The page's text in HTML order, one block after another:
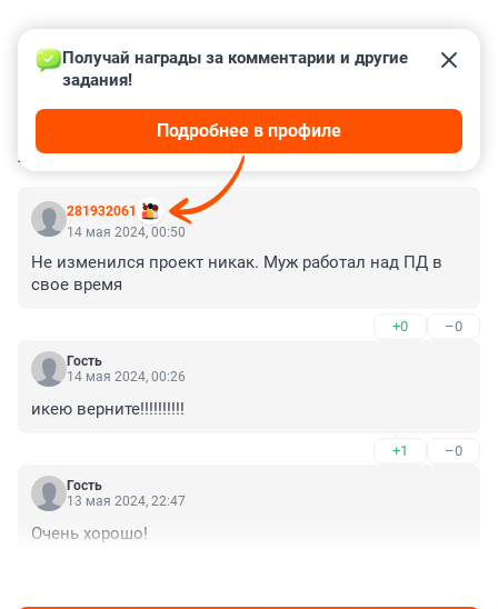
КОММЕНТАРИИ 60
281932061
Получай награды за комментарии и другие
задания!
Подробнее в профиле
14 мая 2024, 00:50
Не изменился проект никак. Муж работал над ПД в
свое время
+0 –0
Гость
14 мая 2024, 00:26
икею верните!!!!!!!!!!
+1 –0
Гость
13 мая 2024, 22:47
Очень хорошо!